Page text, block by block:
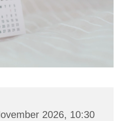
2026, 10:30